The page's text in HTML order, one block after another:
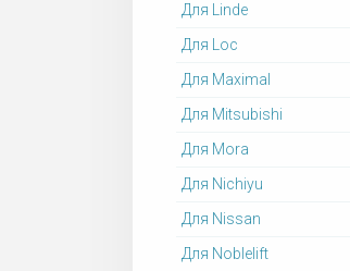
Для Linde
Для Loc
Для Maximal
Для Mitsubishi
Для Mora
Для Nichiyu
Для Nissan
Для Noblelift